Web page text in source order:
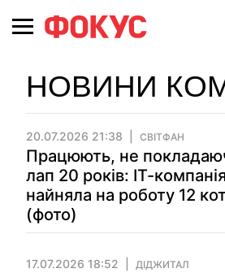
НОВИНИ
20.07.2026 21:38 СВІТФАН
Працюють, не
лап 20 років: ІТ-компанія
найняла на роботу 12
(фото)
17.07.2026 18:52 ДІДЖИТАЛ